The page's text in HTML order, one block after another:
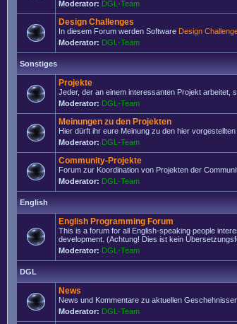
Moderator: DGL-Team
Design Challenges
In diesem Forum werden Software Design
Moderator: DGL-Team
Sonstiges
Projekte
Jeder, der an einem interessanten Projekt arbeitet,
Moderator: DGL-Team
Meinungen zu den Projekten
Hier dürft ihr eure Meinung zu den hier
Moderator: DGL-Team
Community-Projekte
Forum zur Koordination von Projekten der
Moderator: DGL-Team
English
English Programming Forum
This is a forum for all English-speaking people
development. (Achtung! Dies ist kein
Moderator: DGL-Team
DGL
News
News und Kommentare zu aktuellen
Moderator: DGL-Team